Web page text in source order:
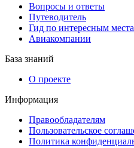
Вопросы и ответы
Путеводитель
Гид по интересным
Авиакомпании
База знаний
О проекте
Информация
Правообладателям
Пользовательское
Политика